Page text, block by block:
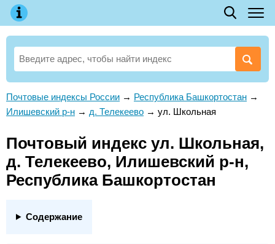
Почтовые индексы России → Республика Башкортостан →
Илишевский р-н → д. Телекеево → ул. Школьная
Почтовый индекс ул. Школьная,
д. Телекеево, Илишевский р-н,
Республика Башкортостан
Содержание